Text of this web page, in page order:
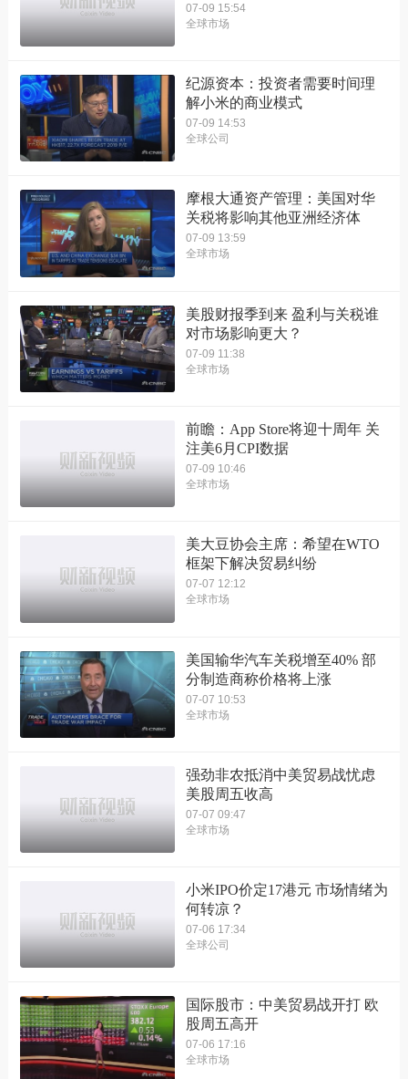
07-09 15:54
全球市场
纪源资本：投资者需要时间理
解小米的商业模式
07-09 14:53
全球公司
摩根大通资产管理：美国对华
关税将影响其他亚洲经济体
07-09 13:59
全球市场
美股财报季到来 盈利与关税谁
对市场影响更大？
07-09 11:38
全球市场
前瞻：App Store将迎十周年 关
注美6月CPI数据
07-09 10:46
全球市场
美大豆协会主席：希望在WTO
框架下解决贸易纠纷
07-07 12:12
全球市场
美国输华汽车关税增至40% 部
分制造商称价格将上涨
07-07 10:53
全球市场
强劲非农抵消中美贸易战忧虑
美股周五收高
07-07 09:47
全球市场
小米IPO价定17港元 市场情绪为
何转凉？
07-06 17:34
全球公司
国际股市：中美贸易战开打 欧
股周五高开
07-06 17:16
全球市场